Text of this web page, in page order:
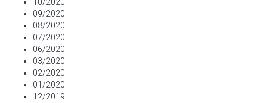
09/2020
08/2020
07/2020
06/2020
03/2020
02/2020
01/2020
12/2019